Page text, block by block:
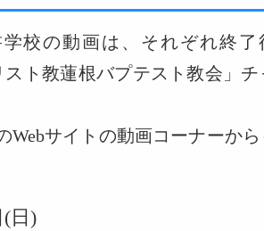
校の動画は、それぞれ終了
スト教蓮根バプテスト教会」
Webサイトの動画コーナーか
(日)